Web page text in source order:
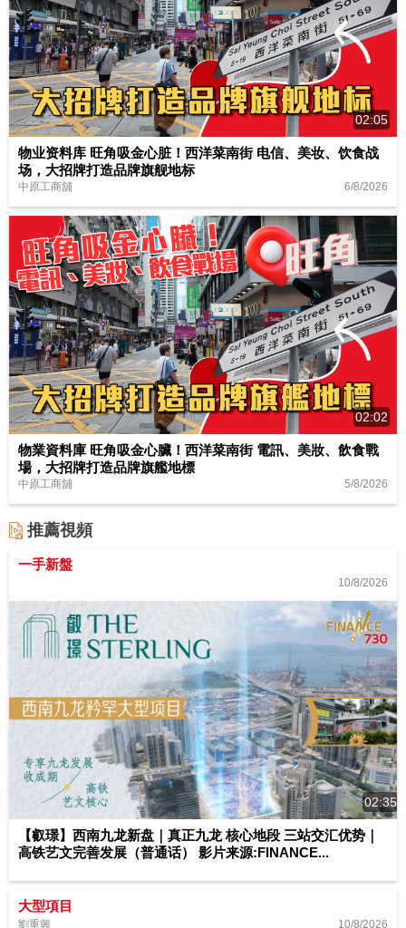
02:05
物业资料库 旺角吸金心脏！西洋菜南街 电信、美妆、饮食战
场，大招牌打造品牌旗舰地标
中原工商舖 6/8/2026
02:02
物業資料庫 旺角吸金心臟！西洋菜南街 電訊、美妝、飲食戰
場，大招牌打造品牌旗艦地標
中原工商舖 5/8/2026
推薦視頻
一手新盤
10/8/2026
02:35
【叡璟】西南九龙新盘｜真正九龙 核心地段 三站交汇优势｜
高铁艺文完善发展（普通话） 影片来源:FINANCE...
大型項目
劉重興 10/8/2026